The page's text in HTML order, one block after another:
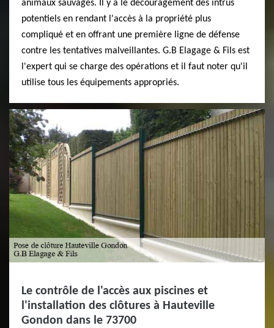
animaux sauvages. Il y a le découragement des intrus
potentiels en rendant l'accès à la propriété plus
compliqué et en offrant une première ligne de défense
contre les tentatives malveillantes. G.B Elagage & Fils est
l'expert qui se charge des opérations et il faut noter qu'il
utilise tous les équipements appropriés.
Le contrôle de l'accès aux piscines et
l'installation des clôtures à Hauteville
Gondon dans le 73700